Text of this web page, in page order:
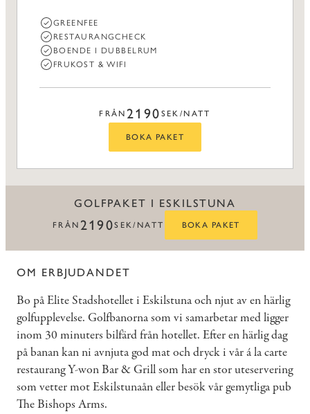
GREENFEE
RESTAURANGCHECK
BOENDE I DUBBELRUM
FRUKOST & WIFI
FRÅN 2190 SEK/NATT
BOKA PAKET
GOLFPAKET I ESKILSTUNA
FRÅN 2190SEK/NATT BOKA PAKET
OM ERBJUDANDET
Bo på Elite Stadshotellet i Eskilstuna och njut av en härlig
golfupplevelse. Golfbanorna som vi samarbetar med ligger
inom 30 minuters bilfärd från hotellet. Efter en härlig dag
på banan kan ni avnjuta god mat och dryck i vår á la carte
restaurang Y-won Bar & Grill som har en stor uteservering
som vetter mot Eskilstunaån eller besök vår gemytliga pub
The Bishops Arms.